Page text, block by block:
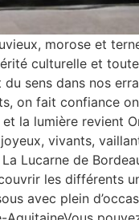
morose et
culturelle et
sens dans nos
on fait confiance
la lumière revient
vivants,
Lucarne de
les différents
avec plein